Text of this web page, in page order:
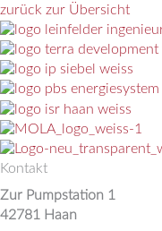
zurück zur Übersicht
Kontakt
Zur Pumpstation 1
42781 Haan